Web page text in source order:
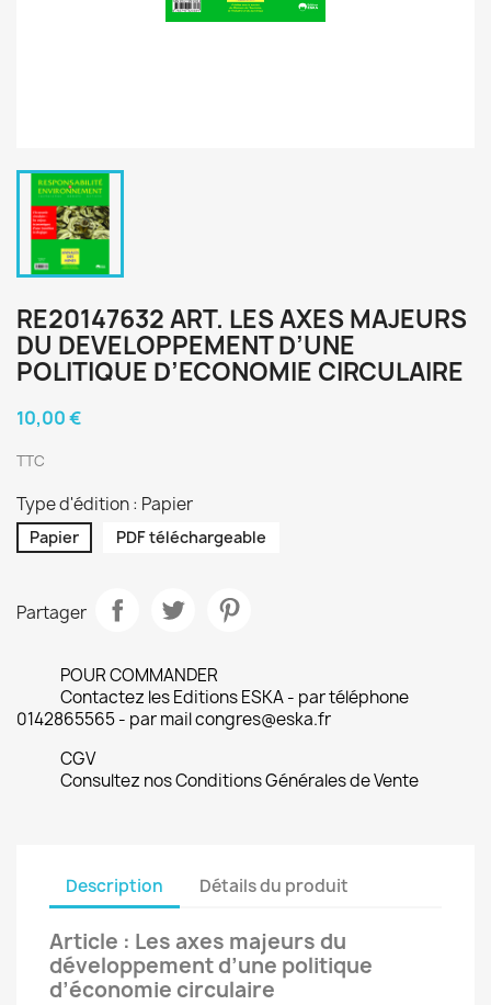
RE20147632 ART. LES AXES MAJEURS
DU DEVELOPPEMENT D’UNE
POLITIQUE D’ECONOMIE CIRCULAIRE
10,00 €
TTC
Type d'édition : Papier
Papier PDF téléchargeable
Partager
POUR COMMANDER
Contactez les Editions ESKA - par téléphone
0142865565 - par mail congres@eska.fr
CGV
Consultez nos Conditions Générales de Vente
Description Détails du produit
Article : Les axes majeurs du
développement d’une politique
d’économie circulaire